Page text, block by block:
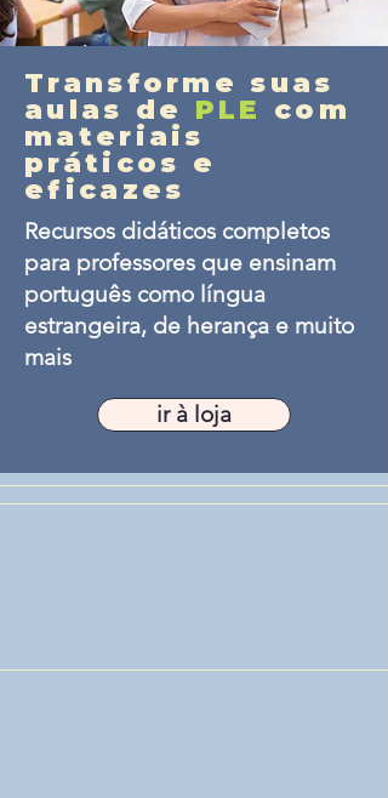
Transforme suas
aulas de PLE com
materiais
práticos e
eficazes
Recursos didáticos completos
para professores que ensinam
português como língua
estrangeira, de herança e muito
mais
ir à loja